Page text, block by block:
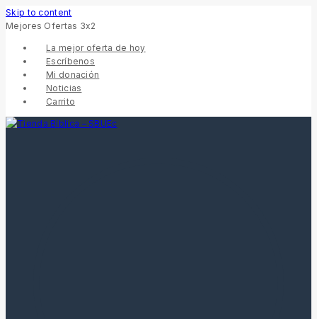
Skip to content
Mejores Ofertas 3x2
La mejor oferta de hoy
Escríbenos
Mi donación
Noticias
Carrito